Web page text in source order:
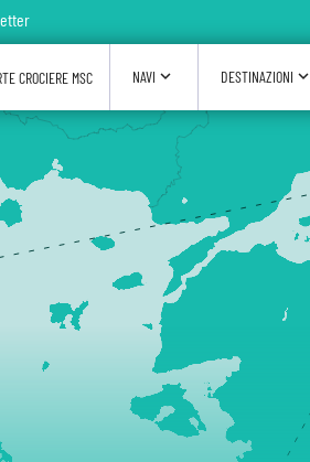
CROCIERE MSC NAVI expand_more DESTINAZIONI expand_more